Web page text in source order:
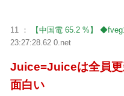
11 ： 【中国電 65.2 %】
23:27:28.62 0.net
Juice=Juiceは全員更
面白い